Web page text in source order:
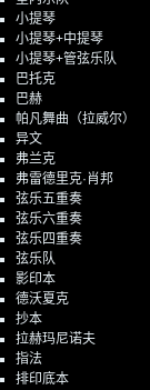
小提琴
小提琴+中提琴
小提琴+管弦乐队
巴托克
巴赫
帕凡舞曲（拉威尔）
异文
弗兰克
弗雷德里克·肖邦
弦乐五重奏
弦乐六重奏
弦乐四重奏
弦乐队
影印本
德沃夏克
抄本
拉赫玛尼诺夫
指法
排印底本